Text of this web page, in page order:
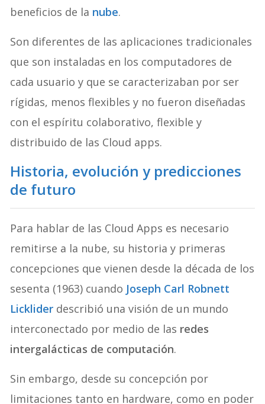
beneficios de la nube.
Son diferentes de las aplicaciones tradicionales
que son instaladas en los computadores de
cada usuario y que se caracterizaban por ser
rígidas, menos flexibles y no fueron diseñadas
con el espíritu colaborativo, flexible y
distribuido de las Cloud apps.
Historia, evolución y predicciones
de futuro
Para hablar de las Cloud Apps es necesario
remitirse a la nube, su historia y primeras
concepciones que vienen desde la década de los
sesenta (1963) cuando Joseph Carl Robnett
Licklider describió una visión de un mundo
interconectado por medio de las redes
intergalácticas de computación.
Sin embargo, desde su concepción por
limitaciones tanto en hardware, como en poder